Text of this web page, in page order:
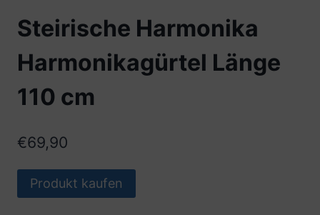
Steirische Harmonika
Harmonikagürtel Länge
110 cm
€69,90
Produkt kaufen